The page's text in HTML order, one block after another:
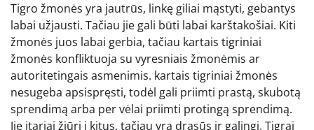
Tigro žmonės yra jautrūs, linkę giliai mąstyti, gebantys
labai užjausti. Tačiau jie gali būti labai karštakošiai. Kiti
žmonės juos labai gerbia, tačiau kartais tigriniai
žmonės konfliktuoja su vyresniais žmonėmis ar
autoritetingais asmenimis. kartais tigriniai žmonės
nesugeba apsispręsti, todėl gali priimti prastą, skubotą
sprendimą arba per vėlai priimti protingą sprendimą.
Jie įtariai žiūri į kitus, tačiau yra drąsūs ir galingi. Tigrai